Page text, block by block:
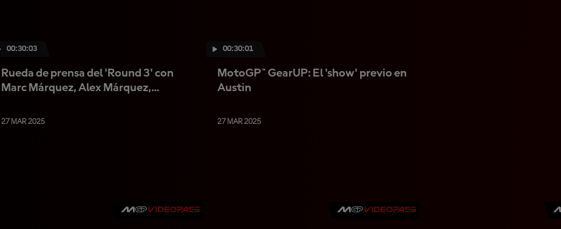
00:30:03
Rueda de prensa del 'Round 3' con
Marc Márquez, Alex Márquez,
27 MAR 2025
00:30:01
MotoGP™ GearUP: El 'show' previo en
Austin
27 MAR 2025